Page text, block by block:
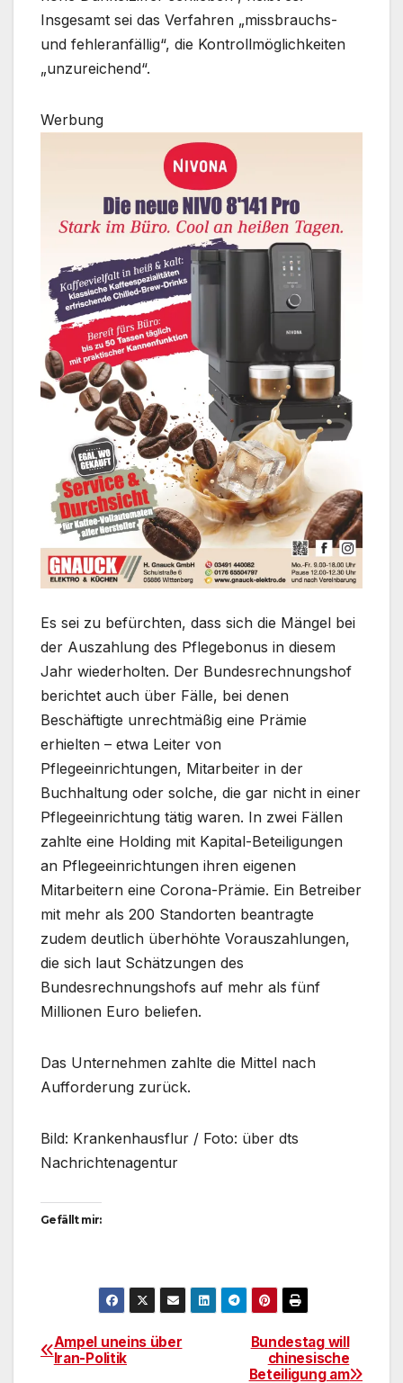
Insgesamt sei das Verfahren „missbrauchs-
und fehleranfällig“, die Kontrollmöglichkeiten
„unzureichend“.
Werbung
Es sei zu befürchten, dass sich die Mängel bei
der Auszahlung des Pflegebonus in diesem
Jahr wiederholten. Der Bundesrechnungshof
berichtet auch über Fälle, bei denen
Beschäftigte unrechtmäßig eine Prämie
erhielten – etwa Leiter von
Pflegeeinrichtungen, Mitarbeiter in der
Buchhaltung oder solche, die gar nicht in einer
Pflegeeinrichtung tätig waren. In zwei Fällen
zahlte eine Holding mit Kapital-Beteiligungen
an Pflegeeinrichtungen ihren eigenen
Mitarbeitern eine Corona-Prämie. Ein Betreiber
mit mehr als 200 Standorten beantragte
zudem deutlich überhöhte Vorauszahlungen,
die sich laut Schätzungen des
Bundesrechnungshofs auf mehr als fünf
Millionen Euro beliefen.
Das Unternehmen zahlte die Mittel nach
Aufforderung zurück.
Bild: Krankenhausflur / Foto: über dts
Nachrichtenagentur
Gefällt mir:
BeitragsnavigationBundestag will
chinesische
Beteiligung am
Ampel uneins über
Iran-Politik